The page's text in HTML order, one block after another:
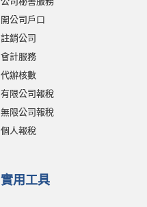
開公司戶口
註銷公司
會計服務
代辦核數
有限公司報稅
無限公司報稅
個人報稅
實用工具